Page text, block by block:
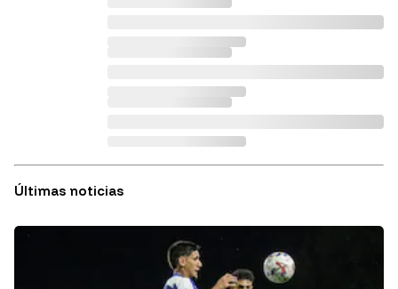
Últimas noticias